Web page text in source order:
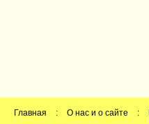
Главная : О нас и о сайте :